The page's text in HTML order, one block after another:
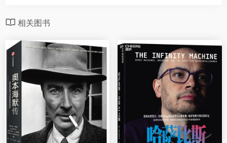
相关图书